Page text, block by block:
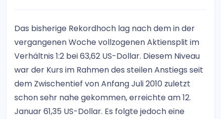
Das bisherige Rekordhoch lag nach dem in der
vergangenen Woche vollzogenen Aktiensplit im
Verhältnis 1:2 bei 63,62 US-Dollar. Diesem Niveau
war der Kurs im Rahmen des steilen Anstiegs seit
dem Zwischentief von Anfang Juli 2010 zuletzt
schon sehr nahe gekommen, erreichte am 12.
Januar 61,35 US-Dollar. Es folgte jedoch eine